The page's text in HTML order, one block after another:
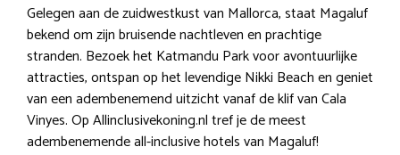
Gelegen aan de zuidwestkust van Mallorca, staat Magaluf
bekend om zijn bruisende nachtleven en prachtige
stranden. Bezoek het Katmandu Park voor avontuurlijke
attracties, ontspan op het levendige Nikki Beach en geniet
van een adembenemend uitzicht vanaf de klif van Cala
Vinyes. Op Allinclusivekoning.nl tref je de meest
adembenemende all-inclusive hotels van Magaluf!